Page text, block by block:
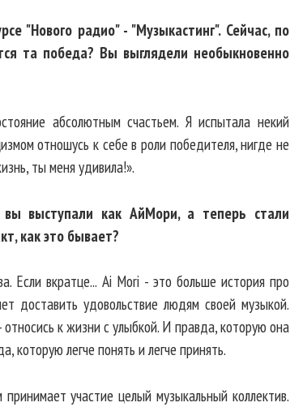
"Нового радио" - "Музыкастинг". Сейчас, по
та победа? Вы выглядели необыкновенно
абсолютным счастьем. Я испытала некий
отношусь к себе в роли победителя, нигде не
ты меня удивила!».
выступали как АйМори, а теперь стали
как это бывает?
Если вкратце... Ai Mori - это больше история про
доставить удовольствие людям своей музыкой.
к жизни с улыбкой. И правда, которую она
которую легче понять и легче принять.
участие целый музыкальный коллектив.